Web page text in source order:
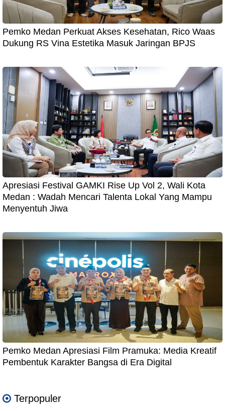
Pemko Medan Perkuat Akses Kesehatan, Rico Waas
Dukung RS Vina Estetika Masuk Jaringan BPJS
Apresiasi Festival GAMKI Rise Up Vol 2, Wali Kota
Medan : Wadah Mencari Talenta Lokal Yang Mampu
Menyentuh Jiwa
Pemko Medan Apresiasi Film Pramuka: Media Kreatif
Pembentuk Karakter Bangsa di Era Digital
Terpopuler